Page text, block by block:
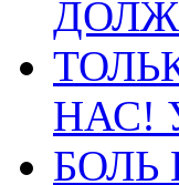
НАС!
БОЛЬ